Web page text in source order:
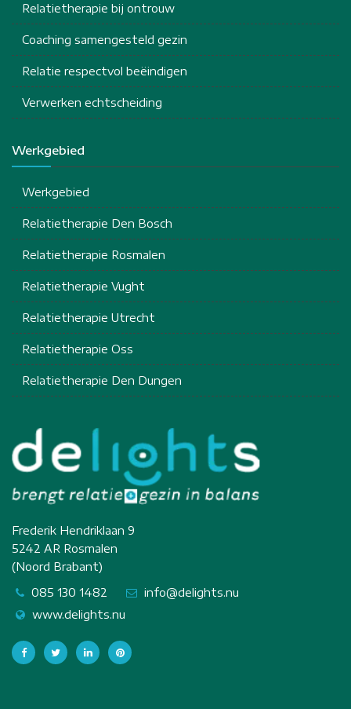
Relatietherapie bij ontrouw
Coaching samengesteld gezin
Relatie respectvol beëindigen
Verwerken echtscheiding
Werkgebied
Werkgebied
Relatietherapie Den Bosch
Relatietherapie Rosmalen
Relatietherapie Vught
Relatietherapie Utrecht
Relatietherapie Oss
Relatietherapie Den Dungen
Frederik Hendriklaan 9
5242 AR Rosmalen
(Noord Brabant)
085 130 1482
info@delights.nu
www.delights.nu